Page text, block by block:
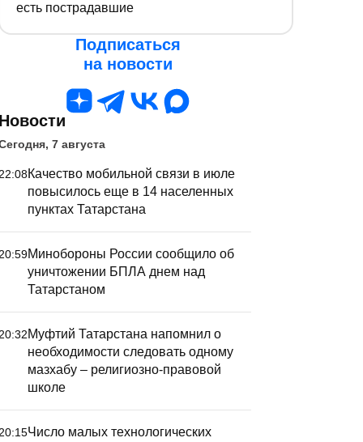
есть пострадавшие
Подписаться
на новости
Новости
7 августа
22:08Качество мобильной связи в июле
повысилось еще в 14 населенных
пунктах Татарстана
20:59Минобороны России сообщило об
уничтожении БПЛА днем над
Татарстаном
20:32Муфтий Татарстана напомнил о
необходимости следовать одному
мазхабу – религиозно-правовой
школе
20:15Число малых технологических